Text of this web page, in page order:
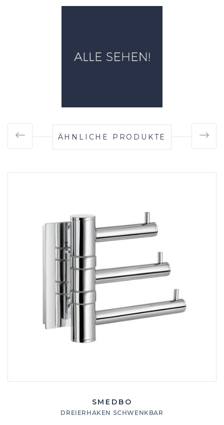
ÄHNLICHE PRODUKTE
SMEDBO
DREIERHAKEN SCHWENKBAR